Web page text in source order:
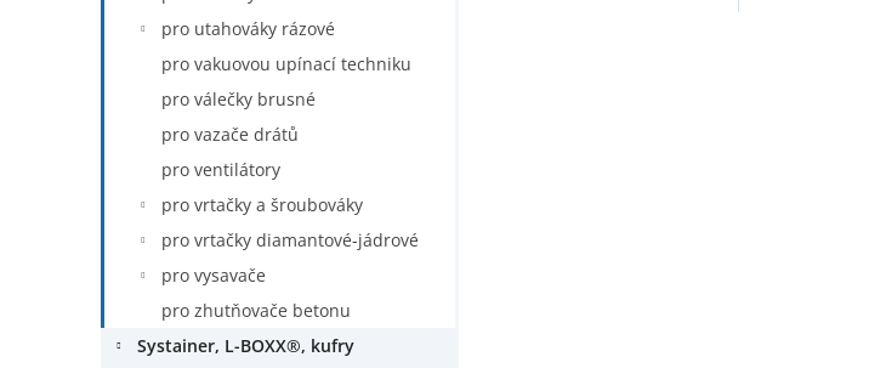
pro utahováky rázové
pro vakuovou upínací techniku
pro válečky brusné
pro vazače drátů
pro ventilátory
pro vrtačky a šroubováky
pro vrtačky diamantové-jádrové
pro vysavače
pro zhutňovače betonu
Systainer, L-BOXX®, kufry